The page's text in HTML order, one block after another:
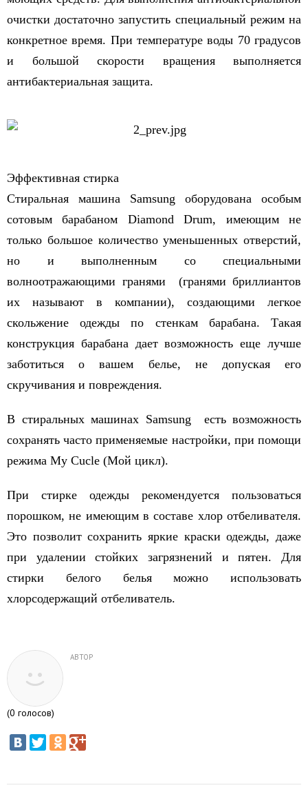
очистки достаточно запустить специальный режим на
конкретное время. При температуре воды 70 градусов
и большой скорости вращения выполняется
антибактериальная защита.
Эффективная стирка
Стиральная машина Samsung оборудована особым
сотовым барабаном Diamond Drum, имеющим не
только большое количество уменьшенных отверстий,
но и выполненным со специальными
волноотражающими гранями (гранями бриллиантов
их называют в компании), создающими легкое
скольжение одежды по стенкам барабана. Такая
конструкция барабана дает возможность еще лучше
заботиться о вашем белье, не допуская его
скручивания и повреждения.
В стиральных машинах Samsung есть возможность
сохранять часто применяемые настройки, при помощи
режима My Cucle (Мой цикл).
При стирке одежды рекомендуется пользоваться
порошком, не имеющим в составе хлор отбеливателя.
Это позволит сохранить яркие краски одежды, даже
при удалении стойких загрязнений и пятен. Для
стирки белого белья можно использовать
хлорсодержащий отбеливатель.
АВТОР
(0 голосов)